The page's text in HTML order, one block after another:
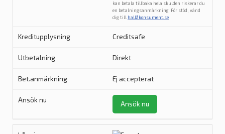
kan betala tillbaka hela skulden riskerar du
en betalningsanmärkning. För stöd, vänd
dig till hallåkonsument.se
Creditsafe
Direkt
Ej accepterat
Ansök nu